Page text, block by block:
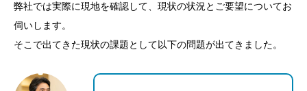
弊社では実際に現地を確認して、現状の状況とご要望についてお
伺いします。
そこで出てきた現状の課題として以下の問題が出てきました。